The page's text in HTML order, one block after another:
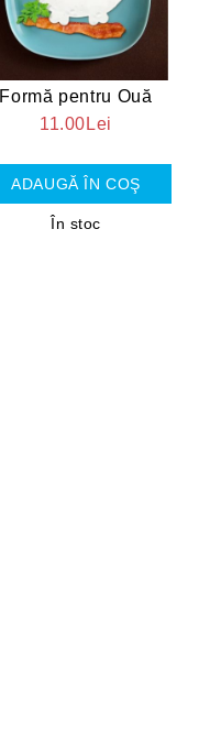
Formă pentru Ouă
11.00Lei
În stoc